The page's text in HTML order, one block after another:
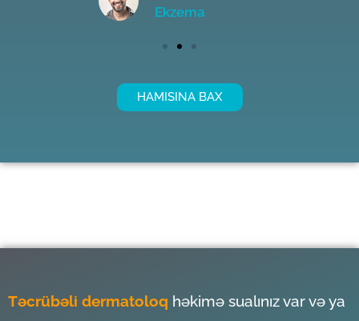
Ekzema
HAMISINA BAX
Təcrübəli dermatoloq həkimə sualınız var və ya